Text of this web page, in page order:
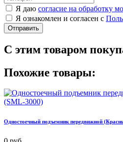
Я даю согласие на обработку
Я ознакомлен и согласен с
Отправить
С этим товаром
Похожие товары:
Одностоечный подъемник передвижной